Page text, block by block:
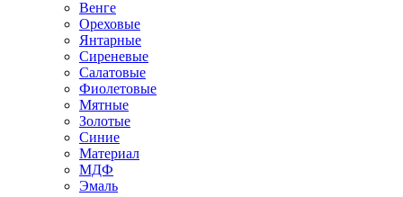
Венге
Ореховые
Янтарные
Сиреневые
Салатовые
Фиолетовые
Мятные
Золотые
Синие
Материал
МДФ
Эмаль